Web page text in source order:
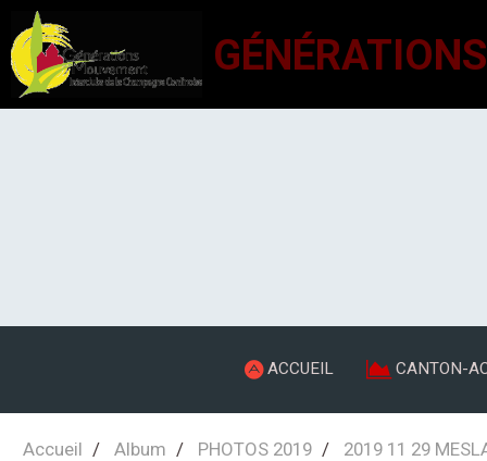
ACCUEIL CANTON-
Accueil Album PHOTOS 2019 2019 11 29